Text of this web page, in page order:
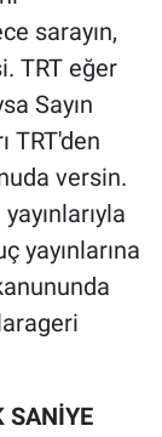
sarayın,
TRT eğer
Sayın
TRT'den
versin.
yayınlarına
SANİYE